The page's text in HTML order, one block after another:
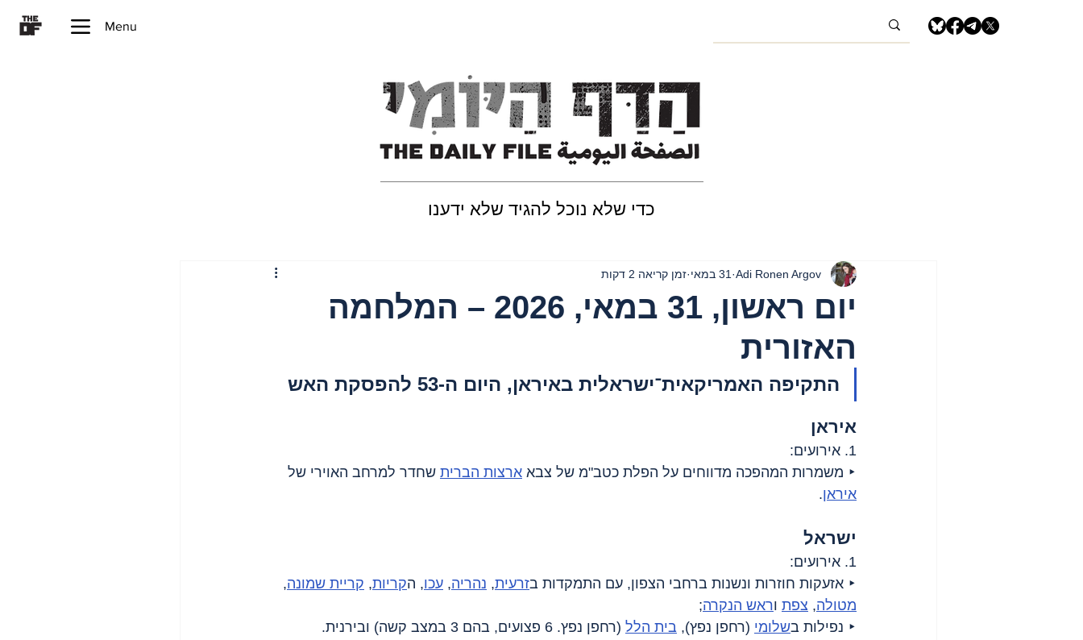
Menu
כדי שלא נוכל להגיד שלא ידענו
יום ראשון, 31 במאי, 2026 – המלחמה
האזורית
Adi Ronen Argov 31 במאי זמן קריאה 2 דקות
התקיפה האמריקאית־ישראלית באיראן, היום ה-53 להפסקת האש
איראן
1. אירועים:
‣ משמרות המהפכה מדווחים על הפלת כטב"מ של צבא ארצות הברית שחדר למרחב האוירי של
איראן.
ישראל
1. אירועים:
‣ אזעקות חוזרות ונשנות ברחבי הצפון, עם התמקדות בזרעית, נהריה, עכו, הקריות, קריית שמונה,
מטולה, צפת וראש הנקרה;
‣ נפילות בשלומי (רחפן נפץ), בית הלל (רחפן נפץ. 6 פצועים, בהם 3 במצב קשה) ובירנית.